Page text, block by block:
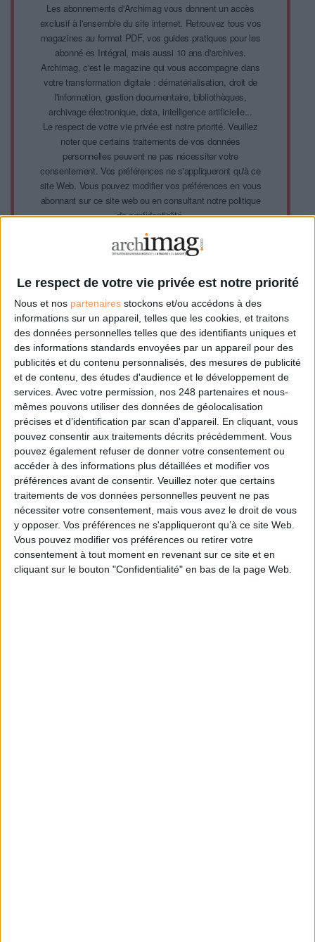
Le respect de votre vie privée est notre priorité
Nous et nos partenaires stockons et/ou accédons à des
informations sur un appareil, telles que les cookies, et traitons
des données personnelles telles que des identifiants uniques et
des informations standards envoyées par un appareil pour des
publicités et du contenu personnalisés, des mesures de publicité
et de contenu, des études d'audience et le développement de
services. Avec votre permission, nos 248 partenaires et nous-
mêmes pouvons utiliser des données de géolocalisation
précises et d’identification par scan d'appareil. En cliquant, vous
pouvez consentir aux traitements décrits précédemment. Vous
pouvez également refuser de donner votre consentement ou
accéder à des informations plus détaillées et modifier vos
préférences avant de consentir. Veuillez noter que certains
traitements de vos données personnelles peuvent ne pas
nécessiter votre consentement, mais vous avez le droit de vous
y opposer. Vos préférences ne s'appliqueront qu’à ce site Web.
Vous pouvez modifier vos préférences ou retirer votre
consentement à tout moment en revenant sur ce site et en
cliquant sur le bouton "Confidentialité" en bas de la page Web.
Les abonnements d'Archimag vous donnent un accès
exclusif à l'ensemble du site internet. Retrouvez tous vos
magazines au format PDF, vos guides pratiques pour les
abonné·es Intégral, mais aussi 10 ans d'archives.
Archimag, c'est le magazine qui vous accompagne dans
votre transformation digitale : dématérialisation, droit de
l'information, gestion documentaire, bibliothèques,
archivage électronique, data, intelligence artificielle...
Le respect de votre vie privée est notre priorité. Veuillez
noter que certains traitements de vos données
personnelles peuvent ne pas nécessiter votre
consentement. Vos préférences ne s'appliqueront qu'à ce
site Web. Vous pouvez modifier vos préférences en vous
abonnant sur ce site web ou en consultant notre politique
de confidentialité.
Déjà abonné.e ? Connectez-vous
0 Commentaire
393
Start-Up
Intelligence Artificielle
Gestion Documentaire
Gestion Des Données
Connectez-vousouinscrivez-vouspour publier un commentaire
À LIRE SUR ARCHIMAG
Konica Minolta reprend les fonds de commerce